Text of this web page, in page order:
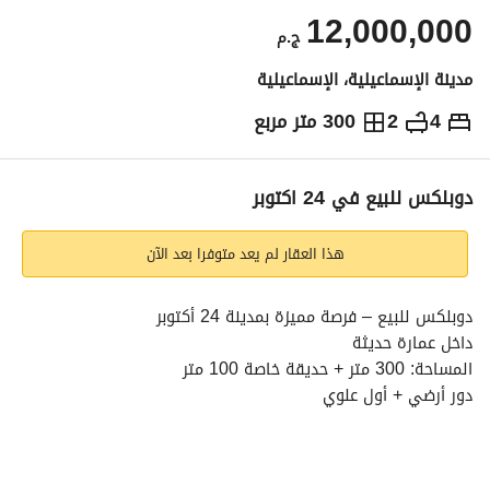
ج.م 12,000,000
مدينة الإسماعيلية، الإسماعيلية
4
2 300 متر مربع ج.م12,000,000
التفاصيل الاتجاهات والمؤشراتدوبلكس للبيع في 24 اكتوبر
هذا العقار لم يعد متوفرا بعد الآن
دوبلكس للبيع – فرصة مميزة بمدينة 24 أكتوبر
داخل عمارة حديثة
المساحة: 300 متر + حديقة خاصة 100 متر
دور أرضي + أول علوي